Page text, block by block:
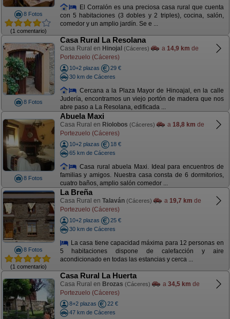
8 Fotos
(1 comentario)
El Corralón es una preciosa casa rural que cuenta
con 5 habitaciones (3 dobles y 2 triples), cocina, salón,
comedor y un amplio jardín. Se e ...
8 Fotos
Casa Rural La Resolana
Casa Rural en Hinojal (Cáceres) a 14,9 km de
Portezuelo (Cáceres)
10+2 plazas
29 €
30 km de Cáceres
Cercana a la Plaza Mayor de Hinoajal, en la calle
Judería, encontramos un viejo portón de madera que nos
abre paso a La Resolana, edificada ...
8 Fotos
Abuela Maxi
Casa Rural en Riolobos (Cáceres) a 18,8 km de
Portezuelo (Cáceres)
10+2 plazas
18 €
65 km de Cáceres
Casa rural abuela Maxi. Ideal para encuentros de
familias y amigos. Nuestra casa consta de 6 dormitorios,
cuatro baños, amplio salón comedor ...
8 Fotos
(1 comentario)
La Breña
Casa Rural en Talaván (Cáceres) a 19,7 km de
Portezuelo (Cáceres)
10+2 plazas
25 €
30 km de Cáceres
La casa tiene capacidad máxima para 12 personas en
5 habitaciones dispone de calefacción y aire
acondicionado en todas las estancias y cerca ...
Casa Rural La Huerta
Casa Rural en Brozas (Cáceres) a 34,5 km de
Portezuelo (Cáceres)
8+2 plazas
22 €
47 km de Cáceres